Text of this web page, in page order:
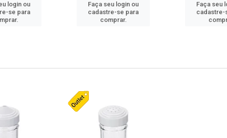
login ou
se para
Faça seu login ou
cadastre-se para
comprar.
Faça seu
cadastre-